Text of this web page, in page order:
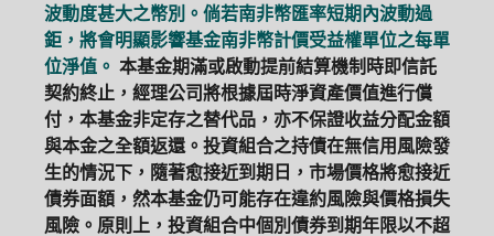
波動度甚大之幣別。倘若南非幣匯率短期內波動過
鉅，將會明顯影響基金南非幣計價受益權單位之每單
位淨值。 本基金期滿或啟動提前結算機制時即信託
契約終止，經理公司將根據屆時淨資產價值進行償
付，本基金非定存之替代品，亦不保證收益分配金額
與本金之全額返還。投資組合之持債在無信用風險發
生的情況下，隨著愈接近到期日，市場價格將愈接近
債券面額，然本基金仍可能存在違約風險與價格損失
風險。原則上，投資組合中個別債券到期年限以不超